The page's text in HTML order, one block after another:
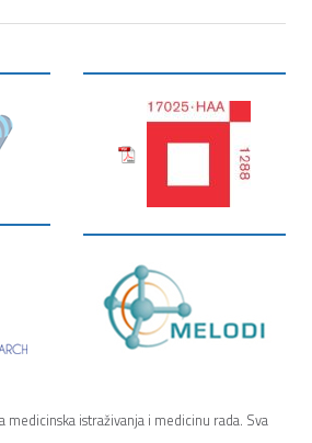
istraživanja i medicinu rada. Sva